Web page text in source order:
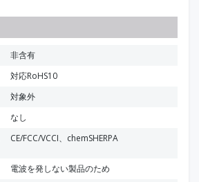
非含有
対応RoHS10
対象外
なし
CE/FCC/VCCI、chemSHERPA
電波を発しない製品のため